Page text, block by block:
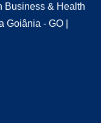
Business & Health
Goiânia - GO |